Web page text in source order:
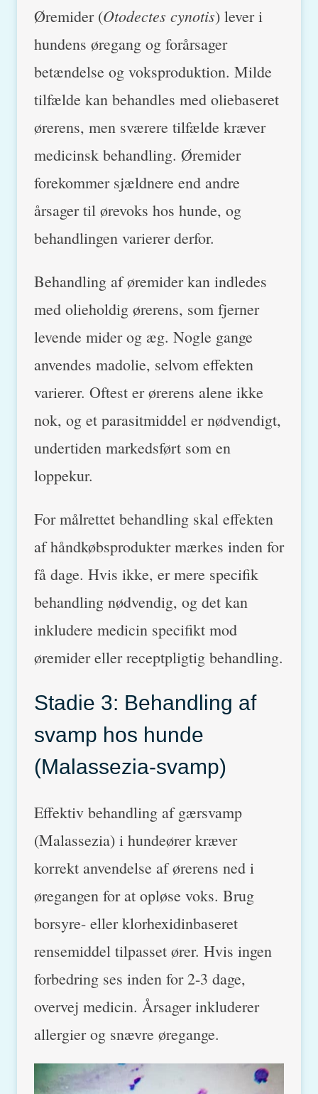
Øremider (Otodectes cynotis) lever i
hundens øregang og forårsager
betændelse og voksproduktion. Milde
tilfælde kan behandles med oliebaseret
ørerens, men sværere tilfælde kræver
medicinsk behandling. Øremider
forekommer sjældnere end andre
årsager til ørevoks hos hunde, og
behandlingen varierer derfor.
Behandling af øremider kan indledes
med olieholdig ørerens, som fjerner
levende mider og æg. Nogle gange
anvendes madolie, selvom effekten
varierer. Oftest er ørerens alene ikke
nok, og et parasitmiddel er nødvendigt,
undertiden markedsført som en
loppekur.
For målrettet behandling skal effekten
af håndkøbsprodukter mærkes inden for
få dage. Hvis ikke, er mere specifik
behandling nødvendig, og det kan
inkludere medicin specifikt mod
øremider eller receptpligtig behandling.
Stadie 3: Behandling af
svamp hos hunde
(Malassezia-svamp)
Effektiv behandling af gærsvamp
(Malassezia) i hundeører kræver
korrekt anvendelse af ørerens ned i
øregangen for at opløse voks. Brug
borsyre- eller klorhexidinbaseret
rensemiddel tilpasset ører. Hvis ingen
forbedring ses inden for 2-3 dage,
overvej medicin. Årsager inkluderer
allergier og snævre øregange.